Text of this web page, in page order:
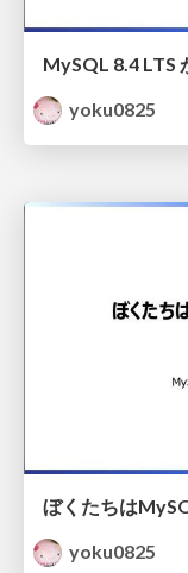
MySQL 8.4 LTS
yoku0825
ぼくたちは
yoku0825